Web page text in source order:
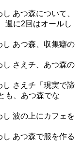
あつ森について、
週に2回はオールし
し あつ森、収集癖の
し さえチ、あつ森の
し さえチ「現実で諦
も、あつ森でな
し 波の上にカフェを
し あつ森で服を作る